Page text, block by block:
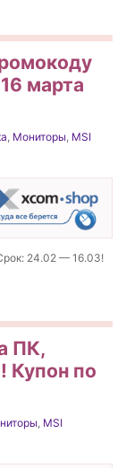
марта
Мониторы MSI
24.02 — 16.03!
ПК,
Купон по
MSI